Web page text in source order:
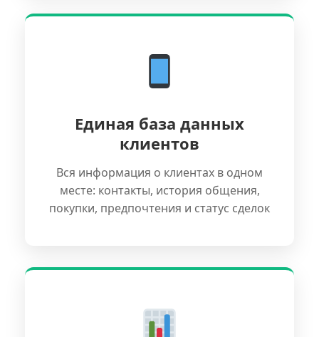
Единая база данных
клиентов
Вся информация о клиентах в одном
месте: контакты, история общения,
покупки, предпочтения и статус сделок